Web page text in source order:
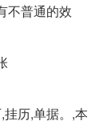
不普通的效
历,单据。,本